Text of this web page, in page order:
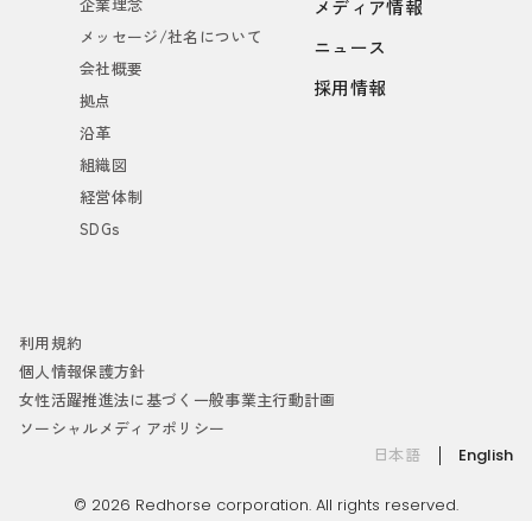
メッセージ/社名について
会社概要
拠点
沿革
組織図
経営体制
SDGs
メディア情報
ニュース
採用情報
利用規約
個人情報保護方針
女性活躍推進法に基づく一般事業主行動計画
ソーシャルメディアポリシー
日本語
English
© 2026 Redhorse corporation. All rights reserved.